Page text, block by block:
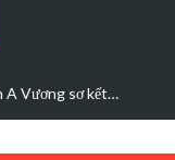
A Vương sơ kết…